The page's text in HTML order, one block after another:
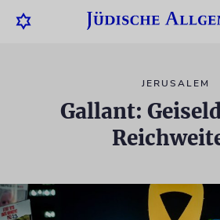
JERUSALEM
Gallant: